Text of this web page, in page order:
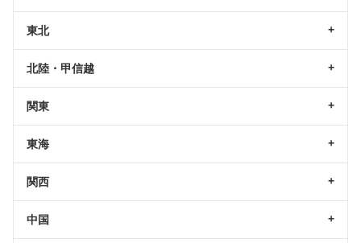
東北
北陸・甲信越
関東
東海
関西
中国